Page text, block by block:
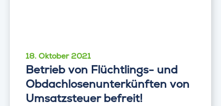
18. Oktober 2021
Betrieb von Flüchtlings- und
Obdachlosenunterkünften von
Umsatzsteuer befreit!